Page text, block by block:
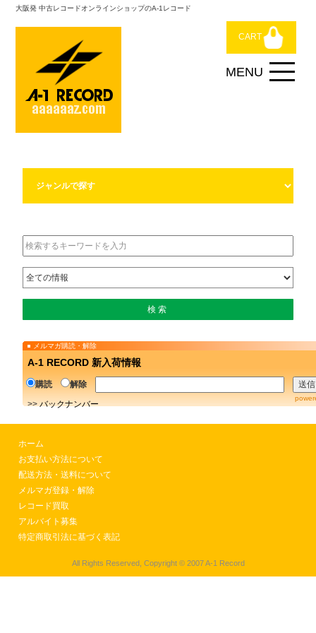
大阪発 中古レコードオンラインショップのA-1レコード
CART
メルマガ購読・解除
A-1 RECORD 新入荷情報
購読
解除
>>バックナンバー
ホーム
お支払い方法について
配送方法・送料について
メルマガ登録・解除
レコード買取
アルバイト募集
特定商取引法に基づく表記
All Rights Reserved, Copyright © 2007 A-1 Record